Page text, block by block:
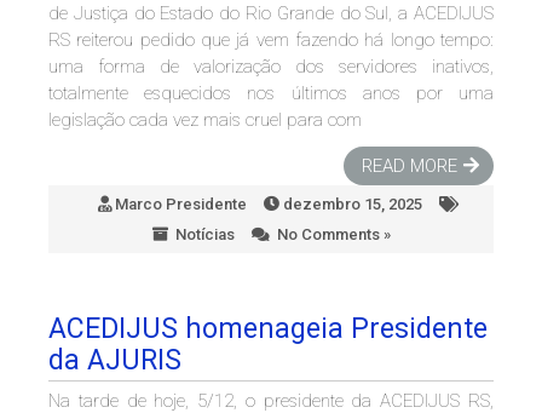
de Justiça do Estado do Rio Grande do Sul, a ACEDIJUS
RS reiterou pedido que já vem fazendo há longo tempo:
uma forma de valorização dos servidores inativos,
totalmente esquecidos nos últimos anos por uma
legislação cada vez mais cruel para com
READ MORE
Marco Presidente
dezembro 15, 2025
Notícias
No Comments »
ACEDIJUS homenageia Presidente
da AJURIS
Na tarde de hoje, 5/12, o presidente da ACEDIJUS RS,